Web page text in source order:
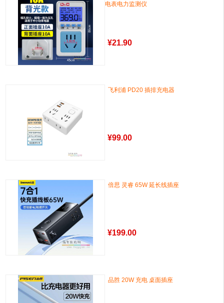
电表电力监测仪
¥21.90
飞利浦 PD20 插排充电器
¥99.00
倍思 灵睿 65W 延长线插座
¥199.00
品胜 20W 充电 桌面插座